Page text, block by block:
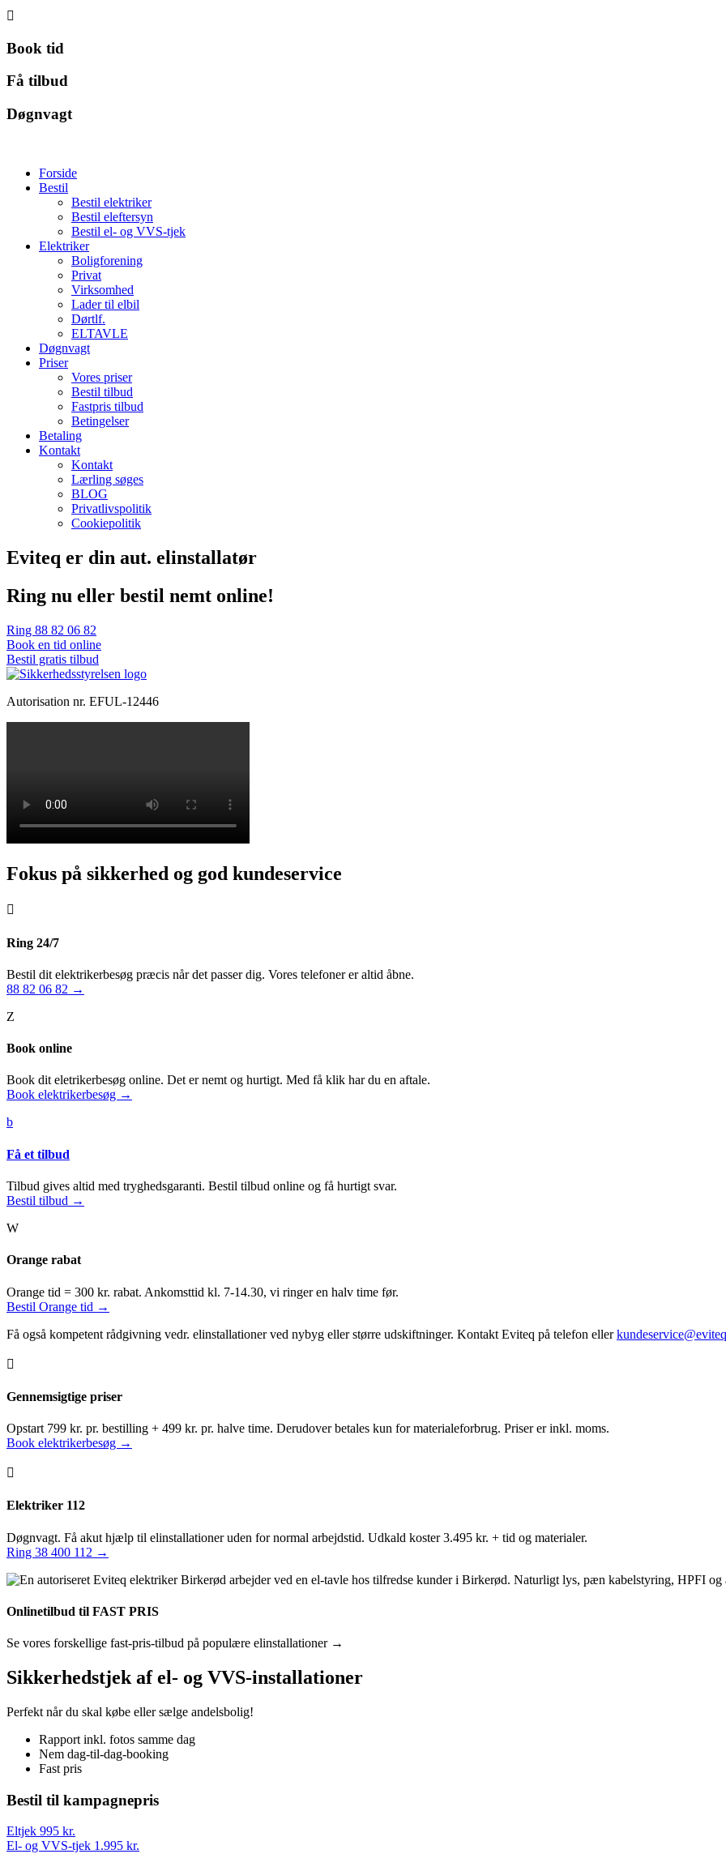

Book tid
Få tilbud
Døgnvagt
Forside
Bestil
Bestil elektriker
Bestil eleftersyn
Bestil el- og VVS-tjek
Elektriker
Boligforening
Privat
Virksomhed
Lader til elbil
Dørtlf.
ELTAVLE
Døgnvagt
Priser
Vores priser
Bestil tilbud
Fastpris tilbud
Betingelser
Betaling
Kontakt
Kontakt
Lærling søges
BLOG
Privatlivspolitik
Cookiepolitik
Eviteq er din aut. elinstallatør
Ring nu eller bestil nemt online!
Ring 88 82 06 82
Book en tid online
Bestil gratis tilbud
Autorisation nr. EFUL-12446
Fokus på sikkerhed og god kundeservice

Ring 24/7
Bestil dit elektrikerbesøg præcis når det passer dig. Vores telefoner er altid åbne.
88 82 06 82 →
Z
Book online
Book dit eletrikerbesøg online. Det er nemt og hurtigt. Med få klik har du en aftale.
Book elektrikerbesøg →
b
Få et tilbud
Tilbud gives altid med tryghedsgaranti. Bestil tilbud online og få hurtigt svar.
Bestil tilbud →
W
Orange rabat
Orange tid = 300 kr. rabat. Ankomsttid kl. 7-14.30, vi ringer en halv time før.
Bestil Orange tid →
Få også kompetent rådgivning vedr. elinstallationer ved nybyg eller større udskiftninger. Kontakt Eviteq på telefon eller

Gennemsigtige priser
Opstart 799 kr. pr. bestilling + 499 kr. pr. halve time. Derudover betales kun for materialeforbrug. Priser er inkl. moms.
Book elektrikerbesøg →

Elektriker 112
Døgnvagt. Få akut hjælp til elinstallationer uden for normal arbejdstid. Udkald koster 3.495 kr. + tid og materialer.
Ring 38 400 112 →
Onlinetilbud til FAST PRIS
Se vores forskellige fast-pris-tilbud på populære elinstallationer →
Sikkerhedstjek af el- og VVS-installationer
Perfekt når du skal købe eller sælge andelsbolig!
Rapport inkl. fotos samme dag
Nem dag-til-dag-booking
Fast pris
Bestil til kampagnepris
Eltjek 995 kr.
El- og VVS-tjek 1.995 kr.